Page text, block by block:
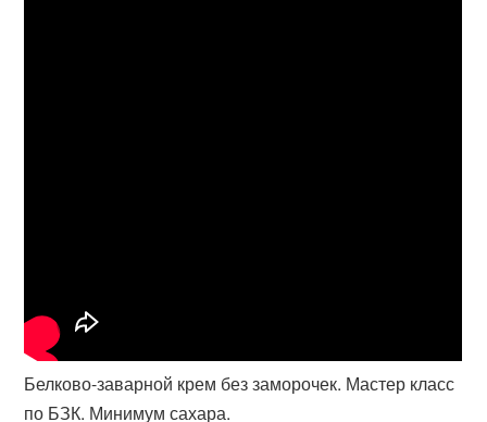
Белково-заварной крем без заморочек. Мастер класс
по БЗК. Минимум сахара.